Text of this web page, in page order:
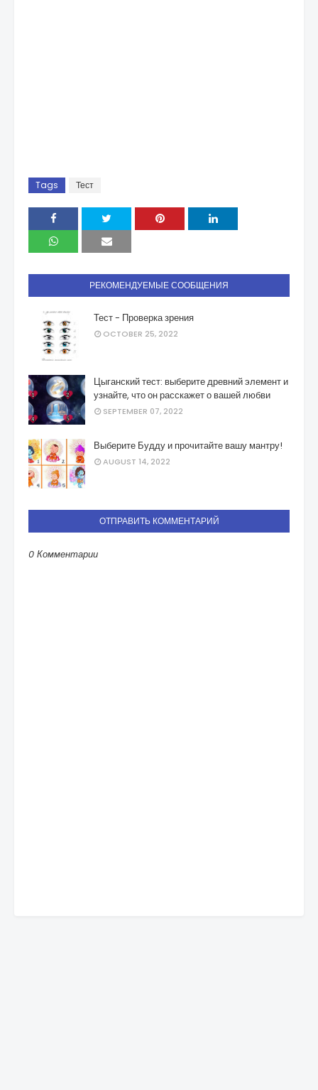
Tags Тест
РЕКОМЕНДУЕМЫЕ СООБЩЕНИЯ
Тест - Проверка зрения
OCTOBER 25, 2022
Цыганский тест: выберите древний элемент и
узнайте, что он расскажет о вашей любви
SEPTEMBER 07, 2022
Выберите Будду и прочитайте вашу мантру!
AUGUST 14, 2022
ОТПРАВИТЬ КОММЕНТАРИЙ
0 Комментарии